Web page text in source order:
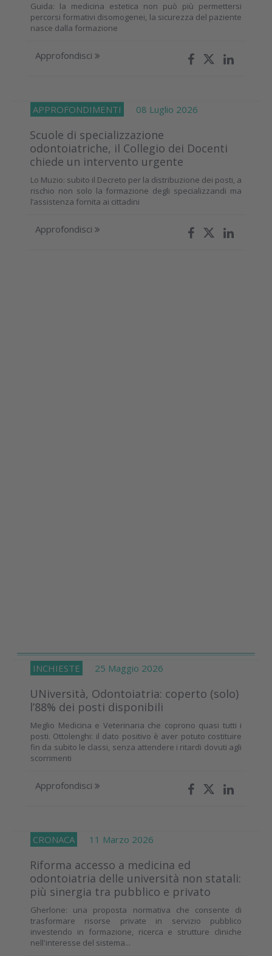
Guida: la medicina estetica non può più permettersi
percorsi formativi disomogenei, la sicurezza del paziente
nasce dalla formazione
Approfondisci
APPROFONDIMENTI 08 Luglio 2026
Scuole di specializzazione
odontoiatriche, il Collegio dei Docenti
chiede un intervento urgente
Lo Muzio: subito il Decreto per la distribuzione dei posti, a
rischio non solo la formazione degli specializzandi ma
l’assistenza fornita ai cittadini
Approfondisci
INCHIESTE 25 Maggio 2026
UNiversità, Odontoiatria: coperto (solo)
l’88% dei posti disponibili
Meglio Medicina e Veterinaria che coprono quasi tutti i
posti. Ottolenghi: il dato positivo è aver potuto costituire
fin da subito le classi, senza attendere i ritardi dovuti agli
scorrimenti
Approfondisci
CRONACA 11 Marzo 2026
Riforma accesso a medicina ed
odontoiatria delle università non statali:
più sinergia tra pubblico e privato
Gherlone: una proposta normativa che consente di
trasformare risorse private in servizio pubblico
investendo in formazione, ricerca e strutture cliniche
nell'interesse del sistema...